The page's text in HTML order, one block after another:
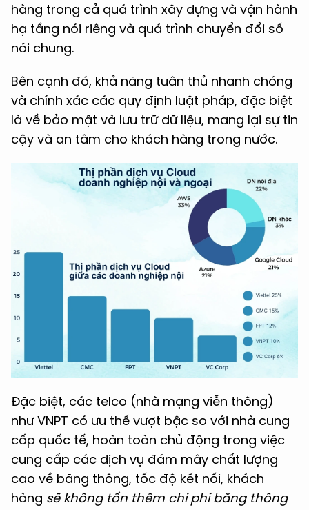
hàng trong cả quá trình xây dựng và vận hành
hạ tầng nói riêng và quá trình chuyển đổi số
nói chung.
Bên cạnh đó, khả năng tuân thủ nhanh chóng
và chính xác các quy định luật pháp, đặc biệt
là về bảo mật và lưu trữ dữ liệu, mang lại sự tin
cậy và an tâm cho khách hàng trong nước.
Đặc biệt, các telco (nhà mạng viễn thông)
như VNPT có ưu thế vượt bậc so với nhà cung
cấp quốc tế, hoàn toàn chủ động trong việc
cung cấp các dịch vụ đám mây chất lượng
cao về băng thông, tốc độ kết nối, khách
hàng sẽ không tốn thêm chi phí băng thông